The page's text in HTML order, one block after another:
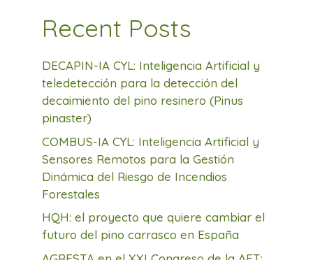
Recent Posts
DECAPIN-IA CYL: Inteligencia Artificial y
teledetección para la detección del
decaimiento del pino resinero (Pinus
pinaster)
COMBUS-IA CYL: Inteligencia Artificial y
Sensores Remotos para la Gestión
Dinámica del Riesgo de Incendios
Forestales
HQH: el proyecto que quiere cambiar el
futuro del pino carrasco en España